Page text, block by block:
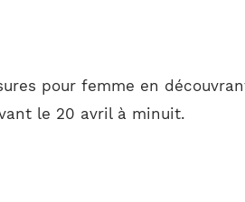
pour femme en
le 20 avril à minuit.